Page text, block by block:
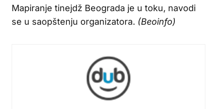
Mapiranje tinejdž Beograda je u toku, navodi
se u saopštenju organizatora. (Beoinfo)